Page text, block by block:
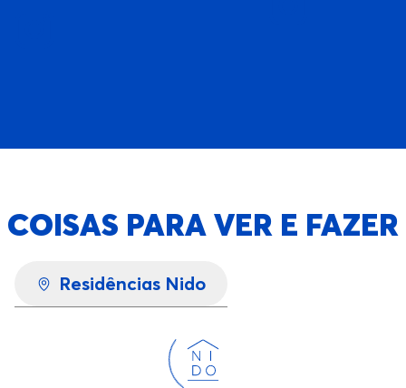
COISAS PARA VER E FAZER
Residências Nido
Carregando...